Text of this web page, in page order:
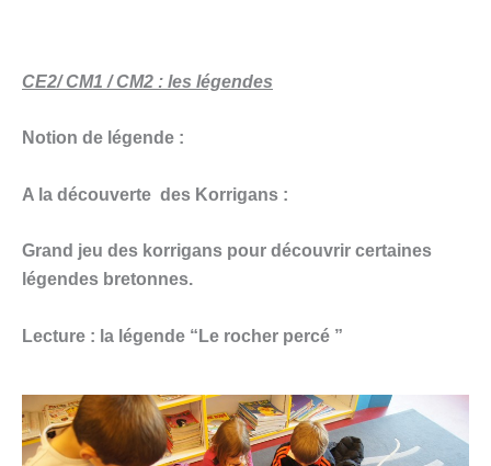
CE2/ CM1 / CM2 : les légendes
Notion de légende :
A la découverte des Korrigans :
Grand jeu des korrigans pour découvrir certaines
légendes bretonnes.
Lecture : la légende “Le rocher percé ”